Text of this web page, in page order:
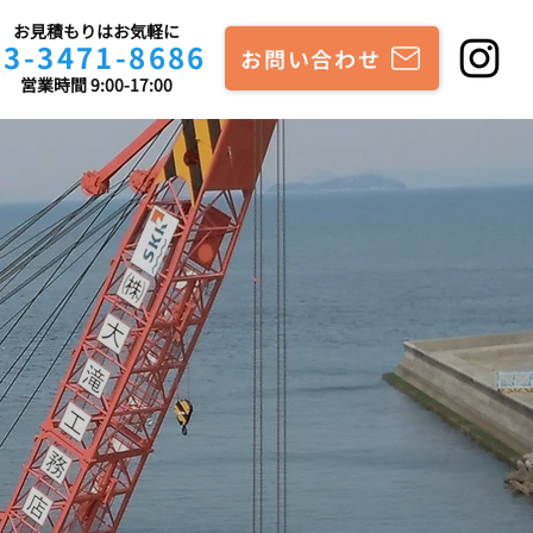
3471-8686
お見積もりはお気軽に
営業時間 9:00-17:00
お問い合わせ